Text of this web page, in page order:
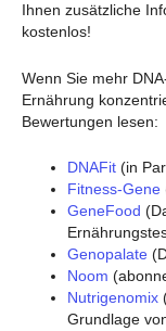
Ihnen zusätzliche
kostenlos!
Wenn Sie mehr
Ernährung
Bewertungen lesen:
DNAFit (in
Fitness-Gene
GeneFood
Genopalate
Noom
Nutrigenomix
Grundlage